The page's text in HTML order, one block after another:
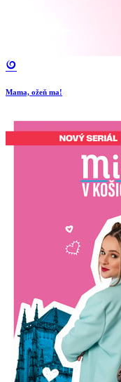
Mama, ožeň ma!